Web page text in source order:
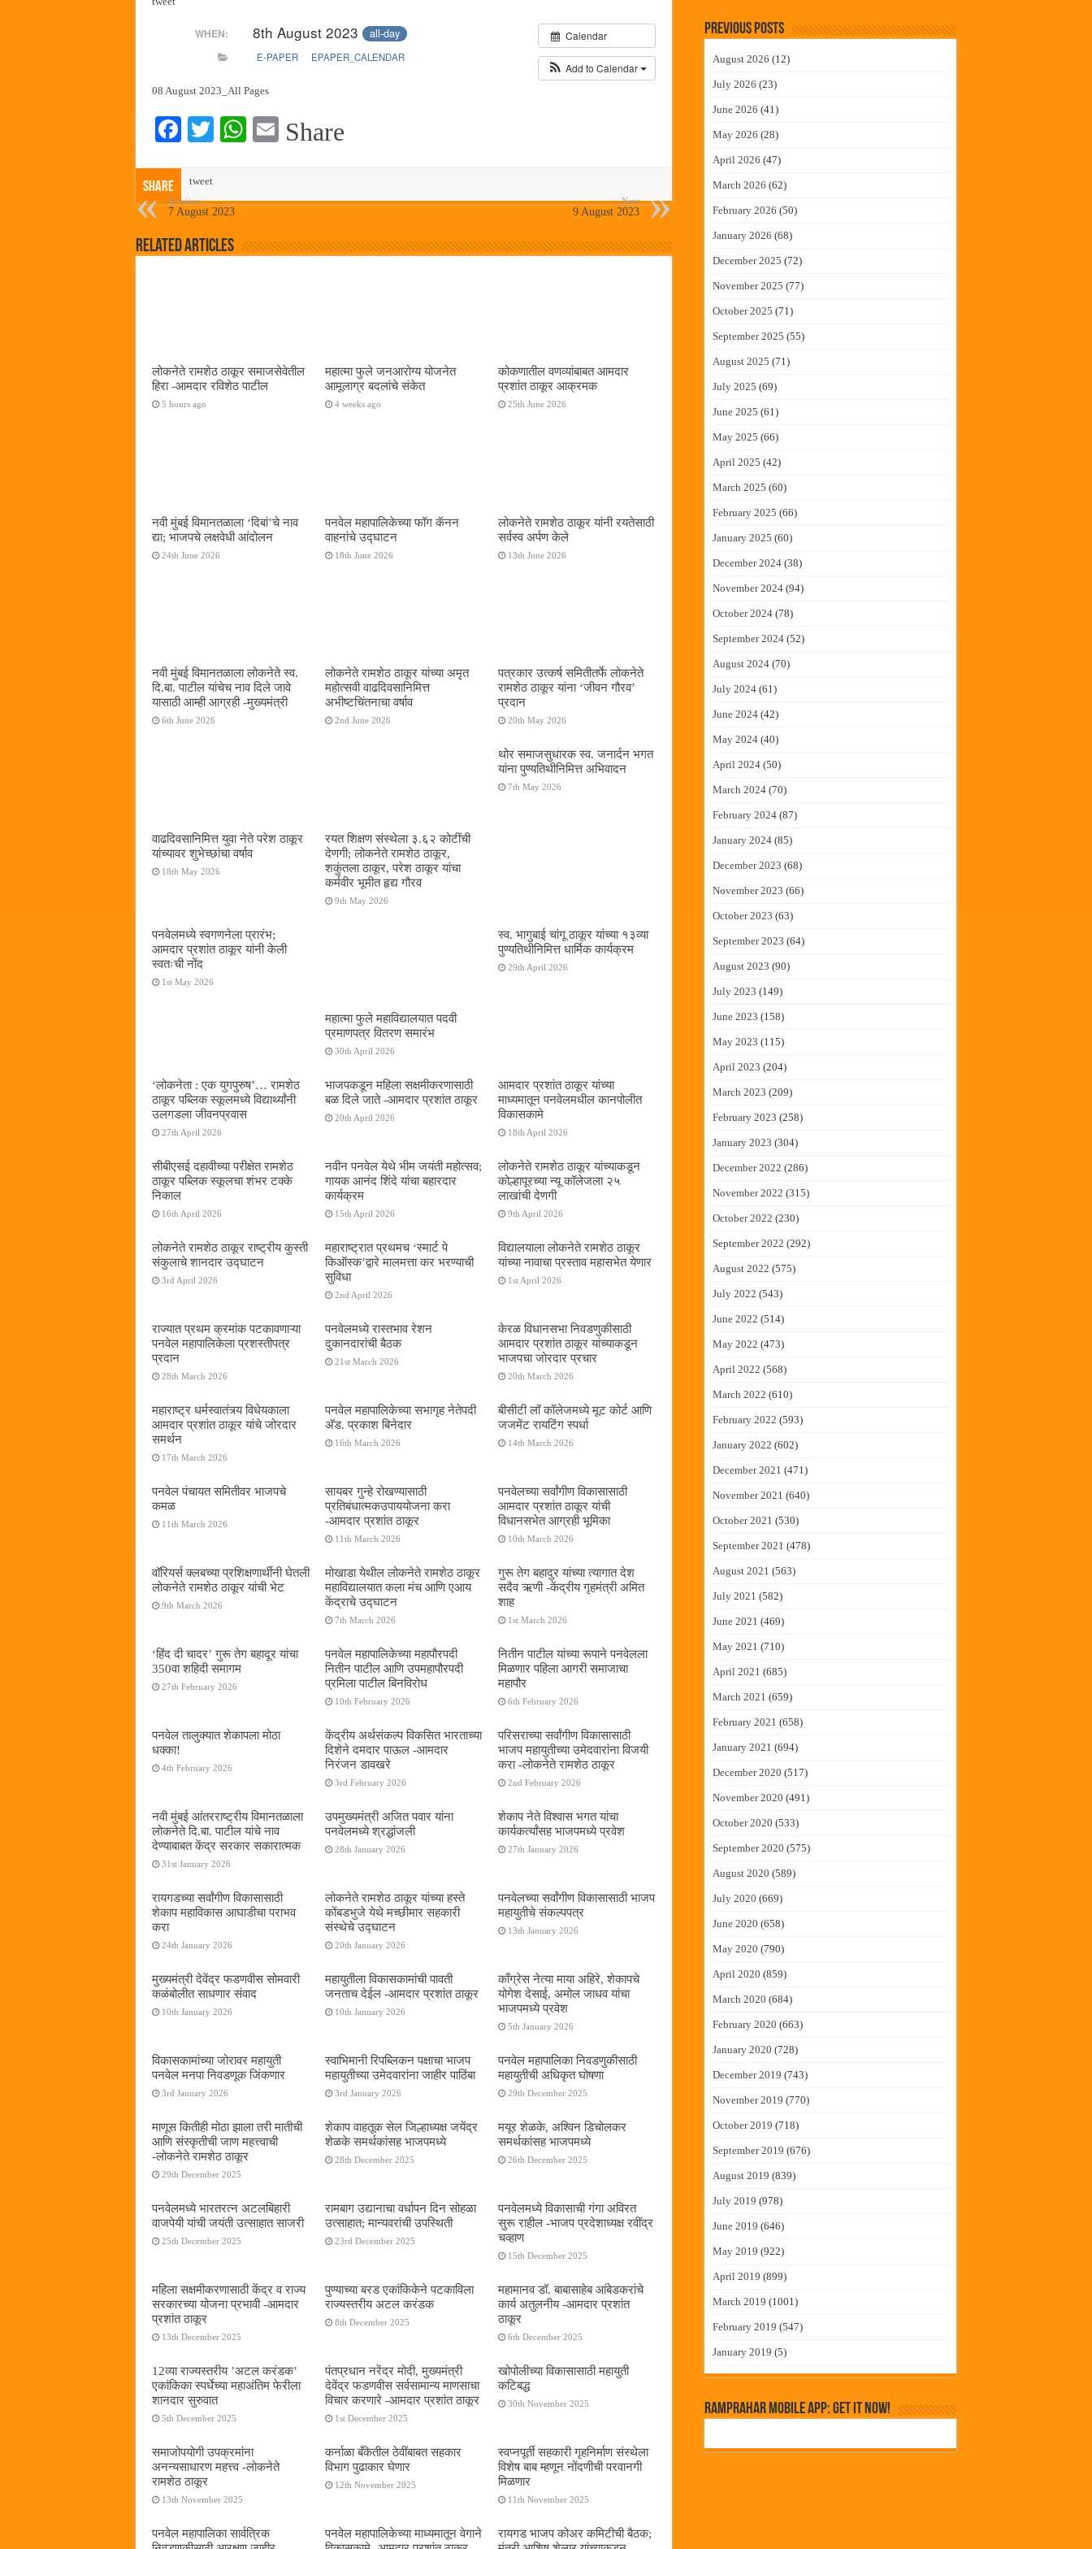
कामोठे येथे समाजोपयोगी वस्तूंच्या वाटपाचा उपक्रम
छत्रपती शिवाजी महाराज महाराजस्व समाधान शिबिरास पनवेलमध्ये उत्स्फूर्त प्रतिसाद
बाल्मर लॉरी आणि शेल इंडियातील कंत्राटी कामगारांना भरघोस पगारवाढ
Calendar
Add to Calendar
WHEN: 8th August 2023 all-day
E-PAPER EPAPER_CALENDAR
08 August 2023_All Pages
Fa
bo
ok
T
r
W
A
E
Share
Share tweet
Previous
7 August 2023
Next
9 August 2023
Related Articles
लोकनेते रामशेठ ठाकूर समाजसेवेतील
हिरा -आमदार रविशेठ पाटील
5 hours ago
महात्मा फुले जनआरोग्य योजनेत
आमूलाग्र बदलांचे संकेत
4 weeks ago
कोकणातील वणव्यांबाबत आमदार
प्रशांत ठाकूर आक्रमक
25th June 2026
नवी मुंबई विमानतळाला ‌‘दिबां‌’चे नाव
द्या; भाजपचे लक्षवेधी आंदोलन
24th June 2026
पनवेल महापालिकेच्या फॉग कॅनन
वाहनांचे उद्घाटन
18th June 2026
लोकनेते रामशेठ ठाकूर यांनी रयतेसाठी
सर्वस्व अर्पण केले
13th June 2026
नवी मुंबई विमानतळाला लोकनेते स्व.
दि.बा. पाटील यांचेच नाव दिले जावे
यासाठी आम्ही आग्रही -मुख्यमंत्री
6th June 2026
लोकनेते रामशेठ ठाकूर यांच्या अमृत
महोत्सवी वाढदिवसानिमित्त
अभीष्टचिंतनाचा वर्षाव
2nd June 2026
पत्रकार उत्कर्ष समितीतर्फे लोकनेते
रामशेठ ठाकूर यांना ‌‘जीवन गौरव‌’
प्रदान
20th May 2026
वाढदिवसानिमित्त युवा नेते परेश ठाकूर
यांच्यावर शुभेच्छांचा वर्षाव
18th May 2026
रयत शिक्षण संस्थेला ३.६२ कोटींची
देणगी; लोकनेते रामशेठ ठाकूर,
शकुंतला ठाकूर, परेश ठाकूर यांचा
कर्मवीर भूमीत हृद्य गौरव
9th May 2026
थोर समाजसुधारक स्व. जनार्दन भगत
यांना पुण्यतिथीनिमित्त अभिवादन
7th May 2026
पनवेलमध्ये स्वगणनेला प्रारंभ;
आमदार प्रशांत ठाकूर यांनी केली
स्वतःची नोंद
1st May 2026
महात्मा फुले महाविद्यालयात पदवी
प्रमाणपत्र वितरण समारंभ
30th April 2026
स्व. भागुबाई चांगू ठाकूर यांच्या १३व्या
पुण्यतिथीनिमित्त धार्मिक कार्यक्रम
29th April 2026
‌‘लोकनेता : एक युगपुरुष‌’… रामशेठ
ठाकूर पब्लिक स्कूलमध्ये विद्यार्थ्यांनी
उलगडला जीवनप्रवास
27th April 2026
भाजपकडून महिला सक्षमीकरणासाठी
बळ दिले जाते -आमदार प्रशांत ठाकूर
20th April 2026
आमदार प्रशांत ठाकूर यांच्या
माध्यमातून पनवेलमधील कानपोलीत
विकासकामे
18th April 2026
सीबीएसई दहावीच्या परीक्षेत रामशेठ
ठाकूर पब्लिक स्कूलचा शंभर टक्के
निकाल
16th April 2026
नवीन पनवेल येथे भीम जयंती महोत्सव;
गायक आनंद शिंदे यांचा बहारदार
कार्यक्रम
15th April 2026
लोकनेते रामशेठ ठाकूर यांच्याकडून
कोल्हापूरच्या न्यू कॉलेजला २५
लाखांची देणगी
9th April 2026
लोकनेते रामशेठ ठाकूर राष्ट्रीय कुस्ती
संकुलाचे शानदार उद्घाटन
3rd April 2026
महाराष्ट्रात प्रथमच ‌‘स्मार्ट पे
किऑस्क‌’द्वारे मालमत्ता कर भरण्याची
सुविधा
2nd April 2026
विद्यालयाला लोकनेते रामशेठ ठाकूर
यांच्या नावाचा प्रस्ताव महासभेत येणार
1st April 2026
राज्यात प्रथम क्रमांक पटकावणाऱ्या
पनवेल महापालिकेला प्रशस्तीपत्र
प्रदान
28th March 2026
पनवेलमध्ये रास्तभाव रेशन
दुकानदारांची बैठक
21st March 2026
केरळ विधानसभा निवडणुकीसाठी
आमदार प्रशांत ठाकूर यांच्याकडून
भाजपचा जोरदार प्रचार
20th March 2026
महाराष्ट्र धर्मस्वातंत्र्य विधेयकाला
आमदार प्रशांत ठाकूर यांचे जोरदार
समर्थन
17th March 2026
पनवेल महापालिकेच्या सभागृह नेतेपदी
अ‍ॅड. प्रकाश बिनेदार
16th March 2026
बीसीटी लॉ कॉलेजमध्ये मूट कोर्ट आणि
जजमेंट रायटिंग स्पर्धा
14th March 2026
पनवेल पंचायत समितीवर भाजपचे
कमळ
11th March 2026
सायबर गुन्हे रोखण्यासाठी
प्रतिबंधात्मकउपाययोजना करा
-आमदार प्रशांत ठाकूर
11th March 2026
पनवेलच्या सर्वांगीण विकासासाठी
आमदार प्रशांत ठाकूर यांची
विधानसभेत आग्रही भूमिका
10th March 2026
वॉरियर्स क्लबच्या प्रशिक्षणार्थींनी घेतली
लोकनेते रामशेठ ठाकूर यांची भेट
9th March 2026
मोखाडा येथील लोकनेते रामशेठ ठाकूर
महाविद्यालयात कला मंच आणि एआय
केंद्राचे उद्घाटन
7th March 2026
गुरू तेग बहादुर यांच्या त्यागात देश
सदैव ऋणी -केंद्रीय गृहमंत्री अमित
शाह
1st March 2026
‘हिंद दी चादर’ गुरू तेग बहादूर यांचा
350वा शहिदी समागम
27th February 2026
पनवेल महापालिकेच्या महापौरपदी
नितीन पाटील आणि उपमहापौरपदी
प्रमिला पाटील बिनविरोध
10th February 2026
नितीन पाटील यांच्या रूपाने पनवेलला
मिळणार पहिला आगरी समाजाचा
महापौर
6th February 2026
पनवेल तालुक्यात शेकापला मोठा
धक्का!
4th February 2026
केंद्रीय अर्थसंकल्प विकसित भारताच्या
दिशेने दमदार पाऊल -आमदार
निरंजन डावखरे
3rd February 2026
परिसराच्या सर्वांगीण विकासासाठी
भाजप महायुतीच्या उमेदवारांना विजयी
करा -लोकनेते रामशेठ ठाकूर
2nd February 2026
नवी मुंबई आंतरराष्ट्रीय विमानतळाला
लोकनेते दि.बा. पाटील यांचे नाव
देण्याबाबत केंद्र सरकार सकारात्मक
31st January 2026
उपमुख्यमंत्री अजित पवार यांना
पनवेलमध्ये श्रद्धांजली
28th January 2026
शेकाप नेते विश्वास भगत यांचा
कार्यकर्त्यांसह भाजपमध्ये प्रवेश
27th January 2026
रायगडच्या सर्वांगीण विकासासाठी
शेकाप महाविकास आघाडीचा पराभव
करा
24th January 2026
लोकनेते रामशेठ ठाकूर यांच्या हस्ते
कोंबडभुजे येथे मच्छीमार सहकारी
संस्थेचे उद्घाटन
20th January 2026
पनवेलच्या सर्वांगीण विकासासाठी भाजप
महायुतीचे संकल्पपत्र
13th January 2026
मुख्यमंत्री देवेंद्र फडणवीस सोमवारी
कळंबोलीत साधणार संवाद
10th January 2026
महायुतीला विकासकामांची पावती
जनताच देईल -आमदार प्रशांत ठाकूर
10th January 2026
काँग्रेस नेत्या माया अहिरे, शेकापचे
योगेश देसाई, अमोल जाधव यांचा
भाजपमध्ये प्रवेश
5th January 2026
विकासकामांच्या जोरावर महायुती
पनवेल मनपा निवडणूक जिंकणार
3rd January 2026
स्वाभिमानी रिपब्लिकन पक्षाचा भाजप
महायुतीच्या उमेदवारांना जाहीर पाठिंबा
3rd January 2026
पनवेल महापालिका निवडणुकीसाठी
महायुतीची अधिकृत घोषणा
29th December 2025
माणूस कितीही मोठा झाला तरी मातीची
आणि संस्कृतीची जाण महत्त्वाची
-लोकनेते रामशेठ ठाकूर
29th December 2025
शेकाप वाहतूक सेल जिल्हाध्यक्ष जयेंद्र
शेळके समर्थकांसह भाजपमध्ये
28th December 2025
मयूर शेळके, अश्विन डिचोलकर
समर्थकांसह भाजपमध्ये
26th December 2025
पनवेलमध्ये भारतरत्न अटलबिहारी
वाजपेयी यांची जयंती उत्साहात साजरी
25th December 2025
रामबाग उद्यानाचा वर्धापन दिन सोहळा
उत्साहात; मान्यवरांची उपस्थिती
23rd December 2025
पनवेलमध्ये विकासाची गंगा अविरत
सुरू राहील -भाजप प्रदेशाध्यक्ष रवींद्र
चव्हाण
15th December 2025
महिला सक्षमीकरणासाठी केंद्र व राज्य
सरकारच्या योजना प्रभावी -आमदार
प्रशांत ठाकूर
13th December 2025
पुण्याच्या बरड एकांकिकेने पटकाविला
राज्यस्तरीय अटल करंडक
8th December 2025
महामानव डॉ. बाबासाहेब आंबेडकरांचे
कार्य अतुलनीय -आमदार प्रशांत
ठाकूर
6th December 2025
12व्या राज्यस्तरीय ’अटल करंडक’
एकांकिका स्पर्धेच्या महाअंतिम फेरीला
शानदार सुरुवात
5th December 2025
पंतप्रधान नरेंद्र मोदी, मुख्यमंत्री
देवेंद्र फडणवीस सर्वसामान्य माणसाचा
विचार करणारे -आमदार प्रशांत ठाकूर
1st December 2025
खोपोलीच्या विकासासाठी महायुती
कटिबद्ध
30th November 2025
समाजोपयोगी उपक्रमांना
अनन्यसाधारण महत्त्व -लोकनेते
रामशेठ ठाकूर
13th November 2025
कर्नाळा बँकेतील ठेवींबाबत सहकार
विभाग पुढाकार घेणार
12th November 2025
स्वप्नपूर्ती सहकारी गृहनिर्माण संस्थेला
विशेष बाब म्हणून नोंदणीची परवानगी
मिळणार
11th November 2025
पनवेल महापालिका सार्वत्रिक
पनवेल महापालिकेच्या माध्यमातून वेगाने
रायगड भाजप कोअर कमिटीची बैठक;
Previous Posts
August 2026 (12)
July 2026 (23)
June 2026 (41)
May 2026 (28)
April 2026 (47)
March 2026 (62)
February 2026 (50)
January 2026 (68)
December 2025 (72)
November 2025 (77)
October 2025 (71)
September 2025 (55)
August 2025 (71)
July 2025 (69)
June 2025 (61)
May 2025 (66)
April 2025 (42)
March 2025 (60)
February 2025 (66)
January 2025 (60)
December 2024 (38)
November 2024 (94)
October 2024 (78)
September 2024 (52)
August 2024 (70)
July 2024 (61)
June 2024 (42)
May 2024 (40)
April 2024 (50)
March 2024 (70)
February 2024 (87)
January 2024 (85)
December 2023 (68)
November 2023 (66)
October 2023 (63)
September 2023 (64)
August 2023 (90)
July 2023 (149)
June 2023 (158)
May 2023 (115)
April 2023 (204)
March 2023 (209)
February 2023 (258)
January 2023 (304)
December 2022 (286)
November 2022 (315)
October 2022 (230)
September 2022 (292)
August 2022 (575)
July 2022 (543)
June 2022 (514)
May 2022 (473)
April 2022 (568)
March 2022 (610)
February 2022 (593)
January 2022 (602)
December 2021 (471)
November 2021 (640)
October 2021 (530)
September 2021 (478)
August 2021 (563)
July 2021 (582)
June 2021 (469)
May 2021 (710)
April 2021 (685)
March 2021 (659)
February 2021 (658)
January 2021 (694)
December 2020 (517)
November 2020 (491)
October 2020 (533)
September 2020 (575)
August 2020 (589)
July 2020 (669)
June 2020 (658)
May 2020 (790)
April 2020 (859)
March 2020 (684)
February 2020 (663)
January 2020 (728)
December 2019 (743)
November 2019 (770)
October 2019 (718)
September 2019 (676)
August 2019 (839)
July 2019 (978)
June 2019 (646)
May 2019 (922)
April 2019 (899)
March 2019 (1001)
February 2019 (547)
January 2019 (5)
RamPrahar Mobile App: Get it Now!